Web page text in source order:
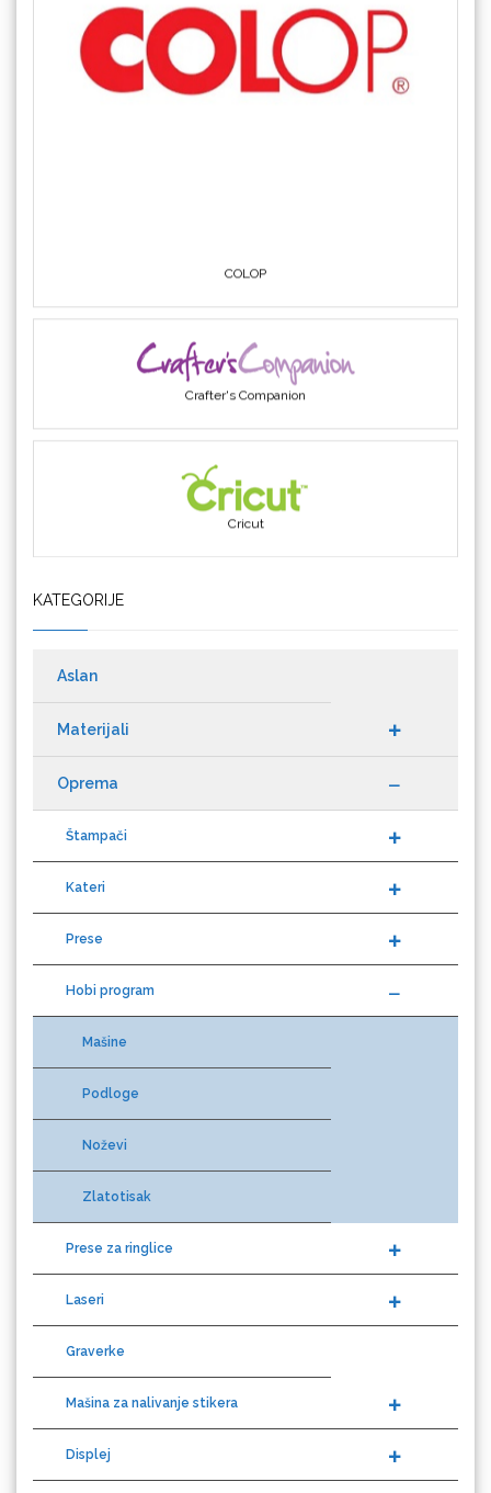
COLOP
Crafter's Companion
Cricut
Guandong
KATEGORIJE
Aslan
Materijali
Oprema
Štampači
Kateri
Prese
Hobi program
Mašine
Podloge
Noževi
Zlatotisak
Prese za ringlice
Laseri
Graverke
Mašina za nalivanje stikera
Displej